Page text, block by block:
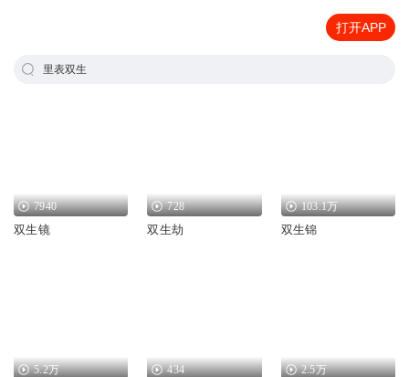
打开APP
里表双生
7940
双生镜
728
双生劫
103.1万
双生锦
5.2万 434 2.5万